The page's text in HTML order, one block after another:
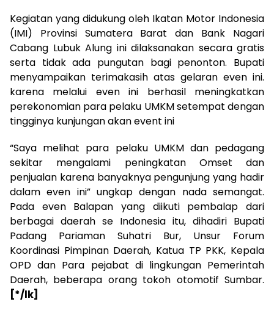
Kegiatan yang didukung oleh Ikatan Motor Indonesia
(IMI) Provinsi Sumatera Barat dan Bank Nagari
Cabang Lubuk Alung ini dilaksanakan secara gratis
serta tidak ada pungutan bagi penonton. Bupati
menyampaikan terimakasih atas gelaran even ini.
karena melalui even ini berhasil meningkatkan
perekonomian para pelaku UMKM setempat dengan
tingginya kunjungan akan event ini
“Saya melihat para pelaku UMKM dan pedagang
sekitar mengalami peningkatan Omset dan
penjualan karena banyaknya pengunjung yang hadir
dalam even ini” ungkap dengan nada semangat.
Pada even Balapan yang diikuti pembalap dari
berbagai daerah se Indonesia itu, dihadiri Bupati
Padang Pariaman Suhatri Bur, Unsur Forum
Koordinasi Pimpinan Daerah, Katua TP PKK, Kepala
OPD dan Para pejabat di lingkungan Pemerintah
Daerah, beberapa orang tokoh otomotif Sumbar.
[*/lk]